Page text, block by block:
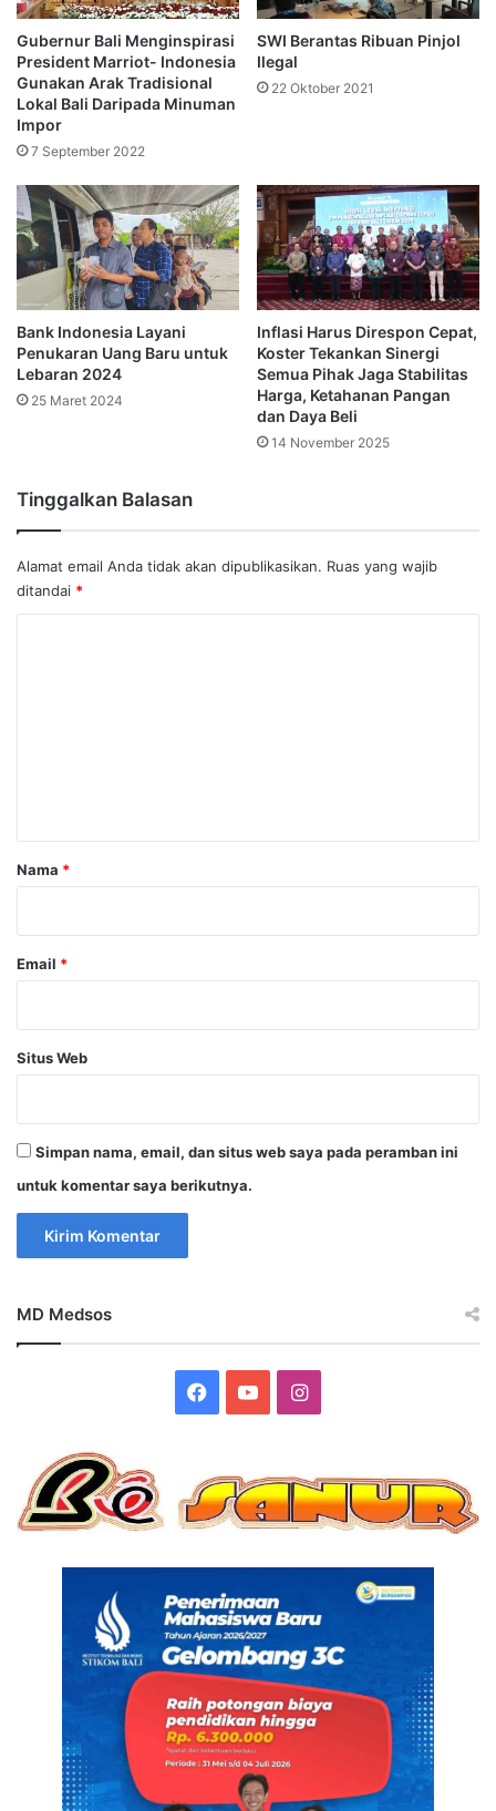
Gubernur Bali Menginspirasi
President Marriot- Indonesia
Gunakan Arak Tradisional
Lokal Bali Daripada Minuman
Impor
7 September 2022
SWI Berantas Ribuan Pinjol
Ilegal
22 Oktober 2021
Bank Indonesia Layani
Penukaran Uang Baru untuk
Lebaran 2024
25 Maret 2024
Inflasi Harus Direspon Cepat,
Koster Tekankan Sinergi
Semua Pihak Jaga Stabilitas
Harga, Ketahanan Pangan
dan Daya Beli
14 November 2025
Tinggalkan Balasan
Alamat email Anda tidak akan dipublikasikan. Ruas yang wajib
ditandai *
r
Nama *
Email *
Situs Web
Simpan nama, email, dan situs web saya pada peramban ini
untuk komentar saya berikutnya.
MD Medsos
Facebook
YouTubeInstagram